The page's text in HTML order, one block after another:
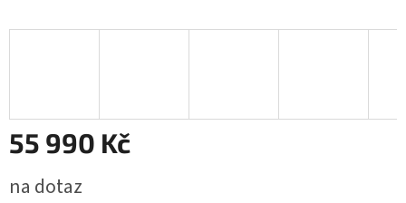
55 990 Kč
cena:
na dotaz